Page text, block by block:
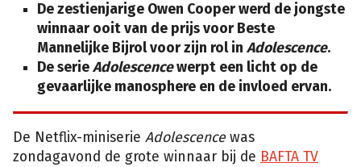
De zestienjarige Owen Cooper werd de jongste
winnaar ooit van de prijs voor Beste
Mannelijke Bijrol voor zijn rol in Adolescence.
De serieAdolescencewerpt een licht op de
gevaarlijke manosphere en de invloed ervan.
De Netflix-miniserie Adolescencewas
zondagavond de grote winnaar bij de BAFTA TV